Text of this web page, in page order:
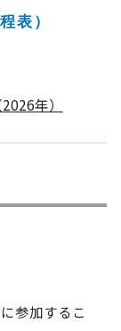
表）
年）
参加するこ